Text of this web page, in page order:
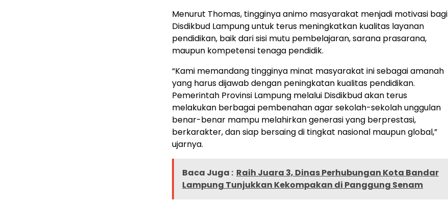
Menurut Thomas, tingginya animo masyarakat menjadi motivasi bagi
Disdikbud Lampung untuk terus meningkatkan kualitas layanan
pendidikan, baik dari sisi mutu pembelajaran, sarana prasarana,
maupun kompetensi tenaga pendidik.
“Kami memandang tingginya minat masyarakat ini sebagai amanah
yang harus dijawab dengan peningkatan kualitas pendidikan.
Pemerintah Provinsi Lampung melalui Disdikbud akan terus
melakukan berbagai pembenahan agar sekolah-sekolah unggulan
benar-benar mampu melahirkan generasi yang berprestasi,
berkarakter, dan siap bersaing di tingkat nasional maupun global,”
ujarnya.
Baca Juga : Raih Juara 3, Dinas Perhubungan Kota Bandar
Lampung Tunjukkan Kekompakan di Panggung Senam